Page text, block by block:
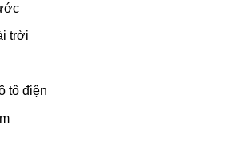
trời
tô điện